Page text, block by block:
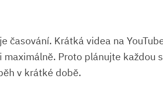
časování. Krátká videa na
Proto plánujte každou
v krátké době.